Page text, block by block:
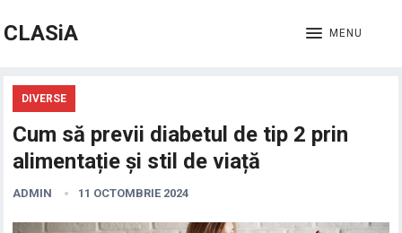
CLASiA MENU
DIVERSE
Cum să previi diabetul de tip 2 prin
alimentație și stil de viață
ADMIN 11 OCTOMBRIE 2024